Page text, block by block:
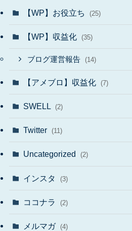
【WP】お役立ち (25)
【WP】収益化 (35)
ブログ運営報告 (14)
【アメブロ】収益化 (7)
SWELL (2)
Twitter (11)
Uncategorized (2)
インスタ (3)
ココナラ (2)
メルマガ (4)